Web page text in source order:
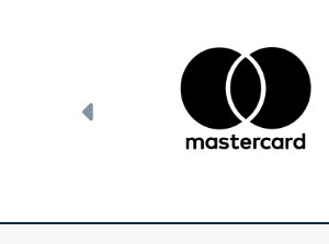
Anterior